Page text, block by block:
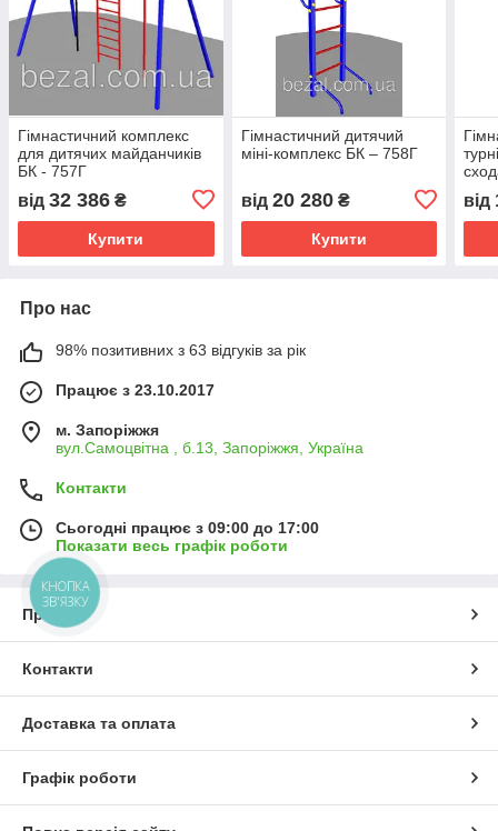
Гімнастичний комплекс
для дитячих майданчиків
БК - 757Г
від 32 386 ₴
Купити
Гімнастичний дитячий
міні-комплекс БК – 758Г
від 20 280₴
Купити
від
Про нас
98% позитивних з 63 відгуків за рік
Працює з 23.10.2017
м. Запоріжжя
вул.Самоцвітна , б.13, Запоріжжя, Україна
Контакти
Сьогодні працює з 09:00 до 17:00
Показати весь графік роботи
Про нас
Контакти
Доставка та оплата
Графік роботи
КНОПКА
ЗВ'ЯЗКУ